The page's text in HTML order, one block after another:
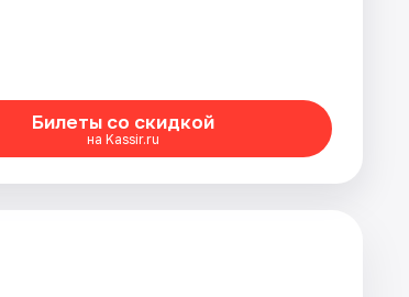
Билеты со скидкой
на Kassir.ru